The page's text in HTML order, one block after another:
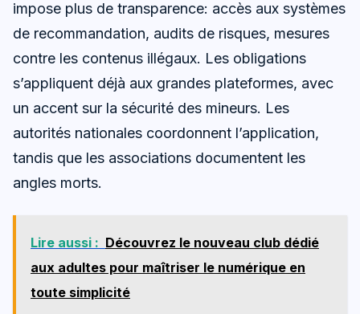
impose plus de transparence: accès aux systèmes
de recommandation, audits de risques, mesures
contre les contenus illégaux. Les obligations
s’appliquent déjà aux grandes plateformes, avec
un accent sur la sécurité des mineurs. Les
autorités nationales coordonnent l’application,
tandis que les associations documentent les
angles morts.
Lire aussi : Découvrez le nouveau club dédié
aux adultes pour maîtriser le numérique en
toute simplicité